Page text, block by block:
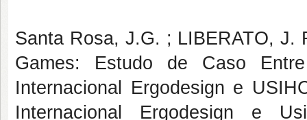
Santa Rosa, J.G. ; LIBERATO, J.
Games: Estudo de Caso
Internacional Ergodesign e
Internacional Ergodesign e